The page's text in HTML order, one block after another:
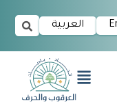
العربية